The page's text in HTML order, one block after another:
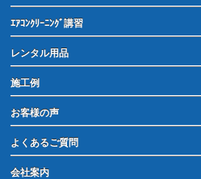
ｴｱｺﾝｸﾘｰﾆﾝｸﾞ講習
レンタル用品
施工例
お客様の声
よくあるご質問
会社案内